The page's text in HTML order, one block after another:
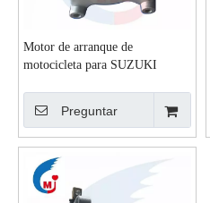
Motor de arranque de
motocicleta para SUZUKI
Preguntar